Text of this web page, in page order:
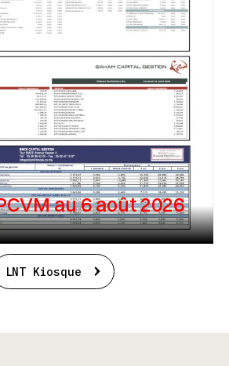
au 6 août 2026
LNT Kiosque